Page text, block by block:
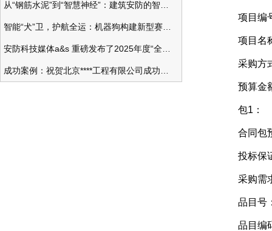
项目编号
项目名称
采购方式
预算金额
包1：
合同包预
投标保
采购需求
品目号
品目编码